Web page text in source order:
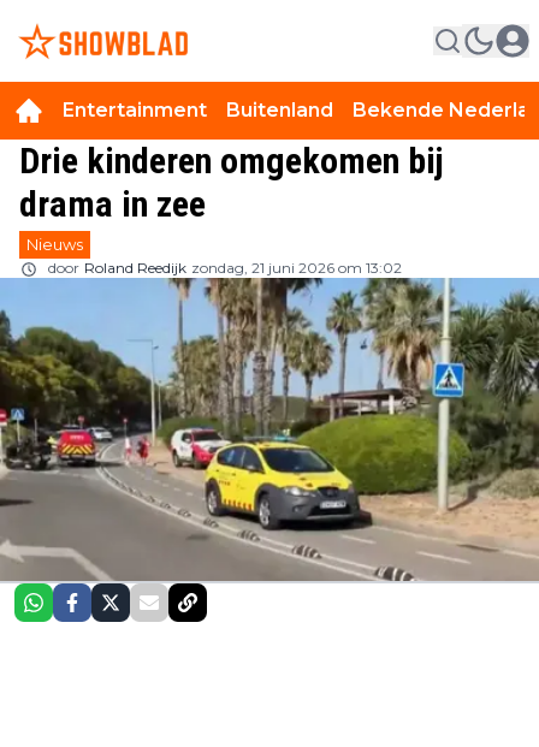
Entertainment Buitenland Bekende
Drie kinderen omgekomen bij
drama in zee
Nieuws
door Roland Reedijk zondag, 21 juni 2026 om 13:02